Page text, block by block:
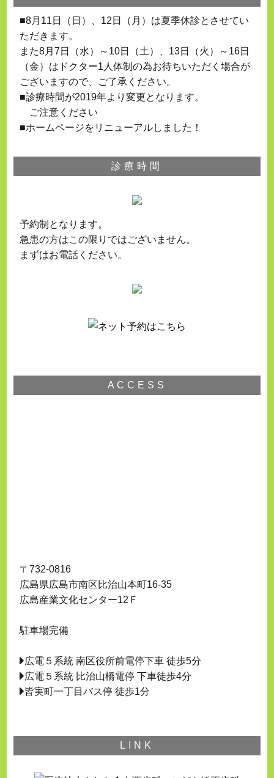
■8月11日（日）、12日（月）は夏季休診とさせてい
ただきます。
また8月7日（水）～10日（土）、13日（火）～16日
（金）はドクター1人体制の為お待ちいただく場合が
ございますので、ご了承ください。
■診療時間が2019年より変更となります。
ご注意ください
■ホームページをリニューアルしました！
診療時間
予約制となります。
急患の方はこの限りではございません。
まずはお電話ください。
ACCESS
〒732-0816
広島県広島市南区比治山本町16-35
広島産業文化センター12Ｆ
駐車場完備
広電５系統 南区役所前電停下車 徒歩5分
広電５系統 比治山橋電停 下車徒歩4分
皆実町一丁目バス停 徒歩1分
LINK